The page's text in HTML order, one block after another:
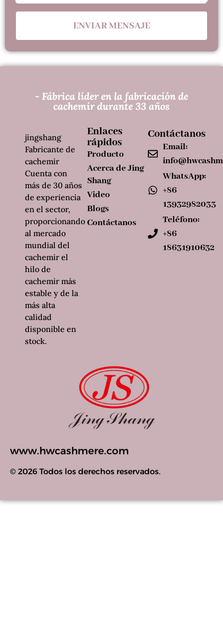
ENVIAR MENSAJE
www.hwcashmere.com
© 2026 Todos los derechos reservados.
- Fábrica líder en la fabricación de
cachemir durante 33 años
Enlaces
rápidos
Producto
Acerca de Jing
Shang
Video
Blogs
Contáctanos
Contáctanos
Email:
WhatsApp:
+86
13932982033
Teléfono:
+86
18631910632
jingshang
Fabricante de
cachemir
Cuenta con
más de 30 años
de experiencia
en el sector,
proporcionando
al mercado
mundial del
cachemir el
hilo de
cachemir más
estable y de la
más alta
calidad
disponible en
stock.